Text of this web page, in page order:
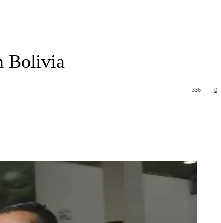
Bolivia
0
336